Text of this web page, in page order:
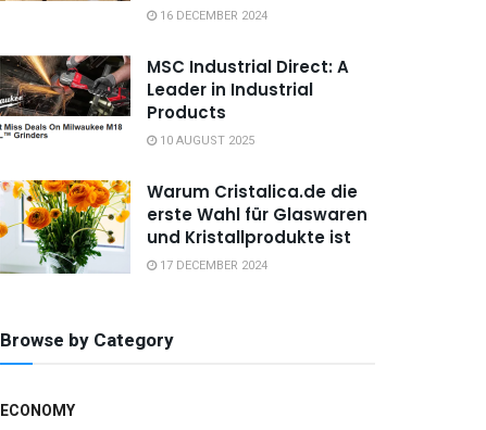
16 DECEMBER 2024
MSC Industrial Direct: A
Leader in Industrial
Products
10 AUGUST 2025
Warum Cristalica.de die
erste Wahl für Glaswaren
und Kristallprodukte ist
17 DECEMBER 2024
Browse by Category
ECONOMY